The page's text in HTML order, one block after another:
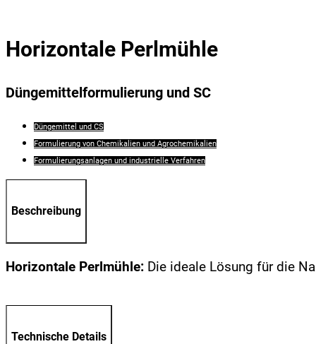
Horizontale Perlmühle
Düngemittelformulierung und SC
Düngemittel und CS
Formulierung von Chemikalien und Agrochemikalien
Formulierungsanlagen und industrielle Verfahren
Beschreibung
Horizontale Perlmühle: Die ideale Lösung für die
Technische Details